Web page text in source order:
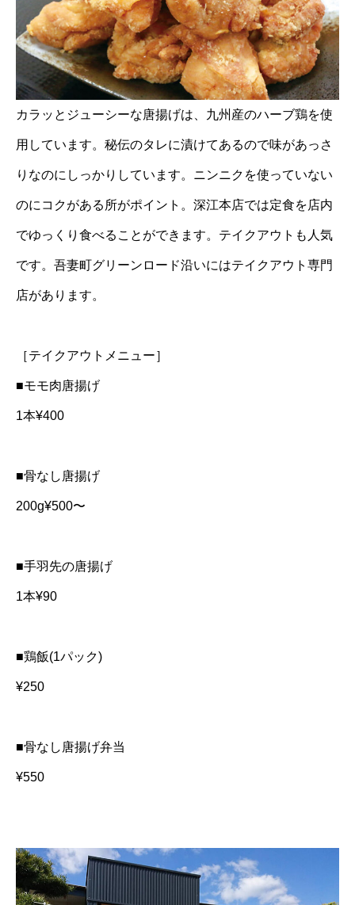
カラッとジューシーな唐揚げは、九州産のハーブ鶏を使
用しています。秘伝のタレに漬けてあるので味があっさ
りなのにしっかりしています。ニンニクを使っていない
のにコクがある所がポイント。深江本店では定食を店内
でゆっくり食べることができます。テイクアウトも人気
です。吾妻町グリーンロード沿いにはテイクアウト専門
店があります。
［テイクアウトメニュー］
■モモ肉唐揚げ
1本¥400
■骨なし唐揚げ
200g¥500〜
■手羽先の唐揚げ
1本¥90
■鶏飯(1パック)
¥250
■骨なし唐揚げ弁当
¥550